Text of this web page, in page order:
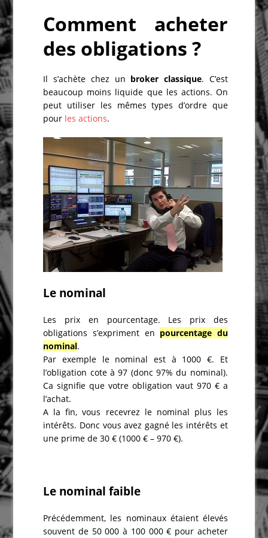
Comment acheter
des obligations ?
Il s’achète chez un broker classique. C’est
beaucoup moins liquide que les actions. On
peut utiliser les mêmes types d’ordre que
pour les actions.
Le nominal
Les prix en pourcentage. Les prix des
obligations s’expriment en pourcentage du
nominal.
Par exemple le nominal est à 1000 €. Et
l’obligation cote à 97 (donc 97% du nominal).
Ca signifie que votre obligation vaut 970 € a
l’achat.
A la fin, vous recevrez le nominal plus les
intérêts. Donc vous avez gagné les intérêts et
une prime de 30 € (1000 € – 970 €).
Le nominal faible
Précédemment, les nominaux étaient élevés
souvent de 50 000 à 100 000 € pour acheter